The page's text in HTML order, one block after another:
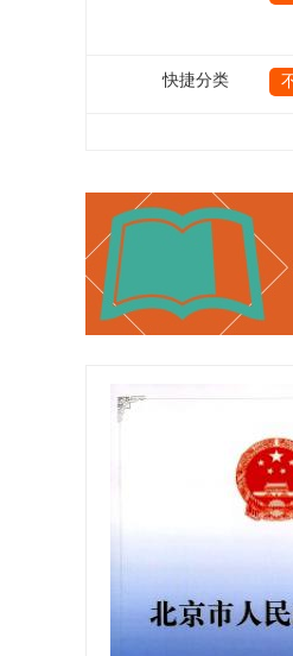
快捷分类